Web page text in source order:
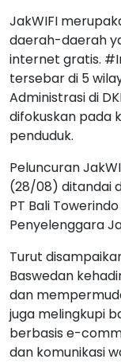
JakWIFI
daerah-daerah
internet gratis.
tersebar di 5
Administrasi di
difokuskan pada
penduduk.
Peluncuran
(28/08) ditandai
PT Bali
Penyelenggara
Turut
Baswedan
dan
juga melingkupi
berbasis e-
dan komunikasi